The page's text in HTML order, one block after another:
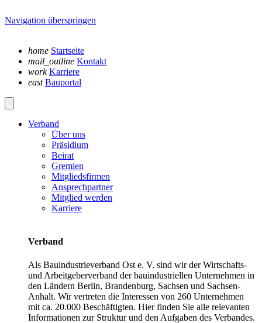
Navigation überspringen
home Startseite
mail_outline Kontakt
work Karriere
east Bauportal
Verband
Über uns
Präsidium
Beirat
Gremien
Mitgliedsfirmen
Ansprechpartner
Mitglied werden
Karriere
Verband
Als Bauindustrieverband Ost e. V. sind wir der Wirtschafts-
und Arbeitgeberverband der bauindustriellen Unternehmen in
den Ländern Berlin, Brandenburg, Sachsen und Sachsen-
Anhalt. Wir vertreten die Interessen von 260 Unternehmen
mit ca. 20.000 Beschäftigten. Hier finden Sie alle relevanten
Informationen zur Struktur und den Aufgaben des Verbandes.